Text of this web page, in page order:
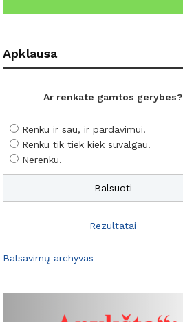
Apklausa
Ar renkate gamtos gerybes?
Renku ir sau, ir pardavimui.
Renku tik tiek kiek suvalgau.
Nerenku.
Rezultatai
Balsavimų archyvas